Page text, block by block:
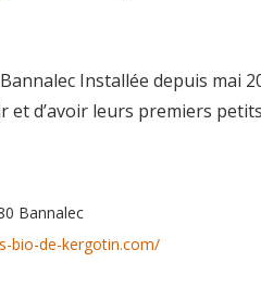
Installée depuis mai
d’avoir leurs premiers
Bannalec
bio-de-kergotin.com/